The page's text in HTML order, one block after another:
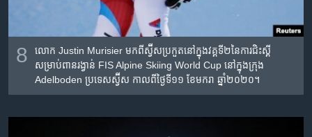
8
លោក Justin Murisier មក​ពី​ស្វ៊ីស​ប្រកួត​នៅ​ក្នុង​វគ្គទី២​នៃ​ការ​ជិះស្គី​
សម្រាប់​ពានរង្វាន់ FIS Alpine Skiing World Cup នៅ​ក្នុង​ក្រុង
Adelboden ប្រទេស​ស្វ៊ីស កាលពី​ថ្ងៃទី១១ ខែមករា ឆ្នាំ២០២០។